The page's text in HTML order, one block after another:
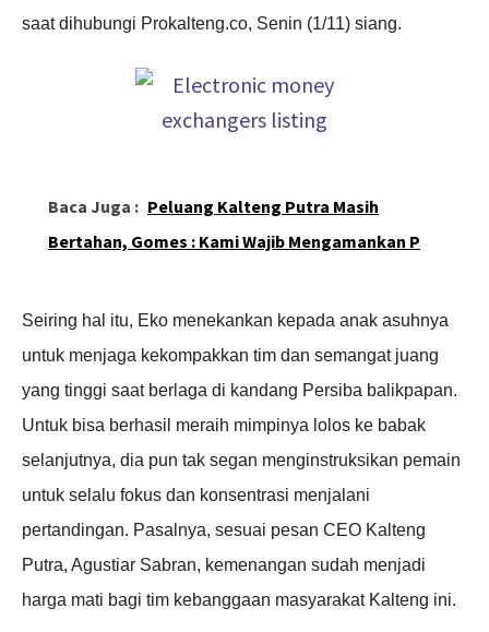
saat dihubungi Prokalteng.co, Senin (1/11) siang.
Baca Juga : Peluang Kalteng Putra Masih
Bertahan, Gomes : Kami Wajib Mengamankan P
Seiring hal itu, Eko menekankan kepada anak asuhnya
untuk menjaga kekompakkan tim dan semangat juang
yang tinggi saat berlaga di kandang Persiba balikpapan.
Untuk bisa berhasil meraih mimpinya lolos ke babak
selanjutnya, dia pun tak segan menginstruksikan pemain
untuk selalu fokus dan konsentrasi menjalani
pertandingan. Pasalnya, sesuai pesan CEO Kalteng
Putra, Agustiar Sabran, kemenangan sudah menjadi
harga mati bagi tim kebanggaan masyarakat Kalteng ini.